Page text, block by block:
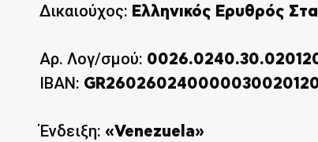
Δικαιούχος: Ελληνικός Ερυθρός
Αρ. Λογ/σμού:
IBAN:
Ένδειξη: «Venezuela»